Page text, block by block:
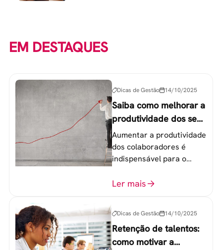
EM DESTAQUES
Dicas de Gestão 14/10/2025
Saiba como melhorar a
produtividade dos seus
colaboradores
Aumentar a produtividade
dos colaboradores é
indispensável para o
equipe de trabalho. 6
Ler mais
Dicas de Gestão 14/10/2025
Retenção de talentos:
como motivar a